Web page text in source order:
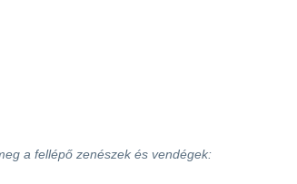
a fellépő zenészek és vendégek: